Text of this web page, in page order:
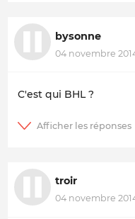
bysonne
04 novembre
C'est qui BHL ?
troir
04 novembre